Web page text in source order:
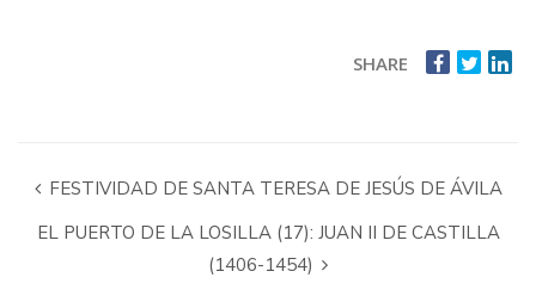
SHARE
FESTIVIDAD DE SANTA TERESA DE JESÚS DE ÁVILA
EL PUERTO DE LA LOSILLA (17): JUAN II DE CASTILLA
(1406-1454)